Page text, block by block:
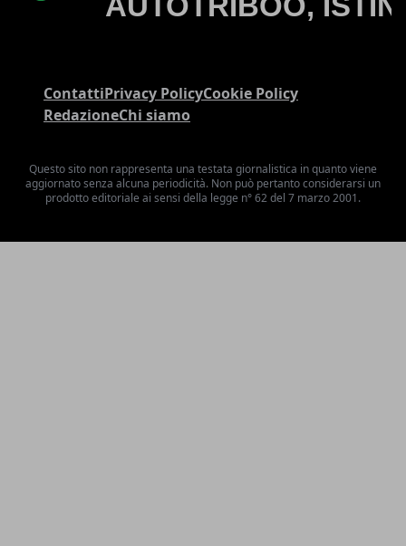
ContattiPrivacy PolicyCookie Policy
RedazioneChi siamo
Questo sito non rappresenta una testata giornalistica in quanto viene
aggiornato senza alcuna periodicità. Non può pertanto considerarsi un
prodotto editoriale ai sensi della legge n° 62 del 7 marzo 2001.